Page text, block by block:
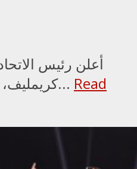
أعلن رئيس
كريمليف، ورئيس مجلس الأمناء... Read